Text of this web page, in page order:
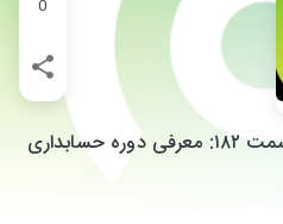
0
رادیو مالی سپیدار سیستم - قسمت ۱۸۲: معرفی دوره حسابداری